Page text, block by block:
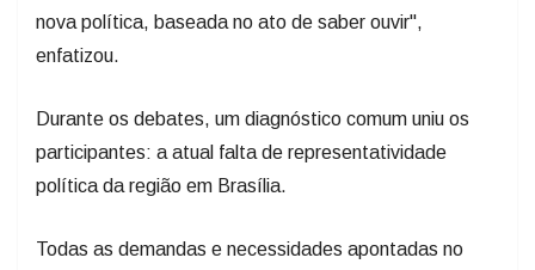
nova política, baseada no ato de saber ouvir",
enfatizou.
Durante os debates, um diagnóstico comum uniu os
participantes: a atual falta de representatividade
política da região em Brasília.
Todas as demandas e necessidades apontadas no